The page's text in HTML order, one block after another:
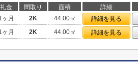
礼金 間取り 面積 詳細
ヶ月 2K 44.00㎡ 詳細を見る
ヶ月 2K 44.00㎡ 詳細を見る